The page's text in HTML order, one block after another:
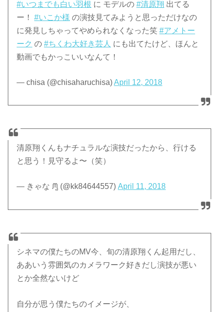
#いつまでも白い羽根 に モデルの#清原翔 出てる
ー！#いこか様 の演技見てみようと思っただけなの
に発見しちゃってやめられなくなった笑#アメトー
ーク の#ちくわ大好き芸人 にも出てたけど、ほんと
動画でもかっこいいなんて！
— chisa (@chisaharuchisa)April 12, 2018
清原翔くんもナチュラルな演技だったから、行ける
と思う！見守るよ〜（笑）
— きゃな ᙏ̤̫ (@kk84644557)April 11, 2018
シネマの僕たちのMV今、旬の清原翔くん起用だし、
ああいう雰囲気のカメラワーク好きだし演技が悪い
とか全然ないけど
自分が思う僕たちのイメージが、